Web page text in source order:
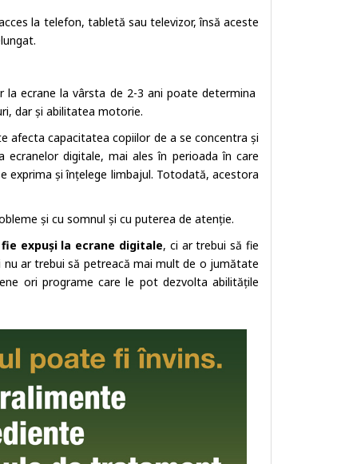
la telefon, tabletă sau televizor, însă aceste
la ecrane la vârsta de 2-3 ani poate determina
dar și abilitatea motorie.
afecta capacitatea copiilor de a se concentra și
digitale, mai ales în perioada în care
exprima și înțelege limbajul. Totodată, acestora
și cu somnul și cu puterea de atenție.
expuși la ecrane digitale, ci ar trebui să fie
nu ar trebui să petreacă mai mult de o jumătate
ori programe care le pot dezvolta abilitățile